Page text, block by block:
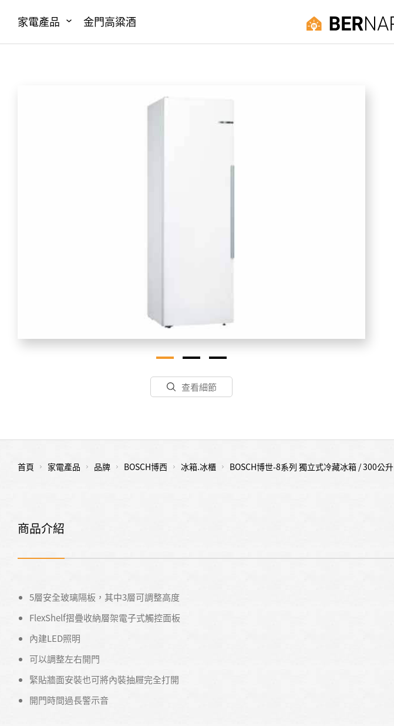
家電產品 金門高粱酒
查看細節
首頁 家電產品 品牌 BOSCH博西 冰箱.冰櫃 BOSCH博世-8系列 獨立式冷藏冰箱 / 300公升
商品介紹
5層安全玻璃隔板，其中3層可調整高度
FlexShelf摺疊收納層架電子式觸控面板
內建LED照明
可以調整左右開門
緊貼牆面安裝也可將內裝抽屜完全打開
開門時間過長警示音